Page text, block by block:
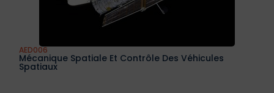
AED006
Mécanique Spatiale Et Contrôle Des Véhicules
Spatiaux